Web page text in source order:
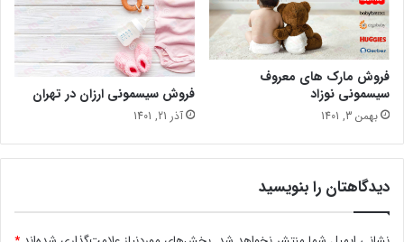
فروش مارک های معروف
سیسمونی نوزاد
بهمن 3, 1401
فروش سیسمونی ارزان در تهران
آذر 21, 1401
دیدگاهتان را بنویسید